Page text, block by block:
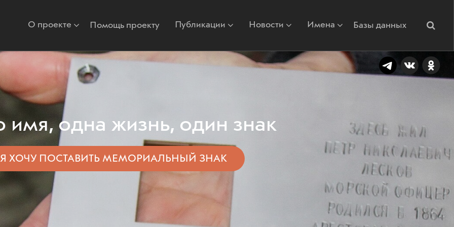
О проекте Помощь проекту Публикации Новости Имена Базы данных
одна жизнь, один знак
Я ХОЧУ ПОСТАВИТЬ МЕМОРИАЛЬНЫЙ ЗНАК